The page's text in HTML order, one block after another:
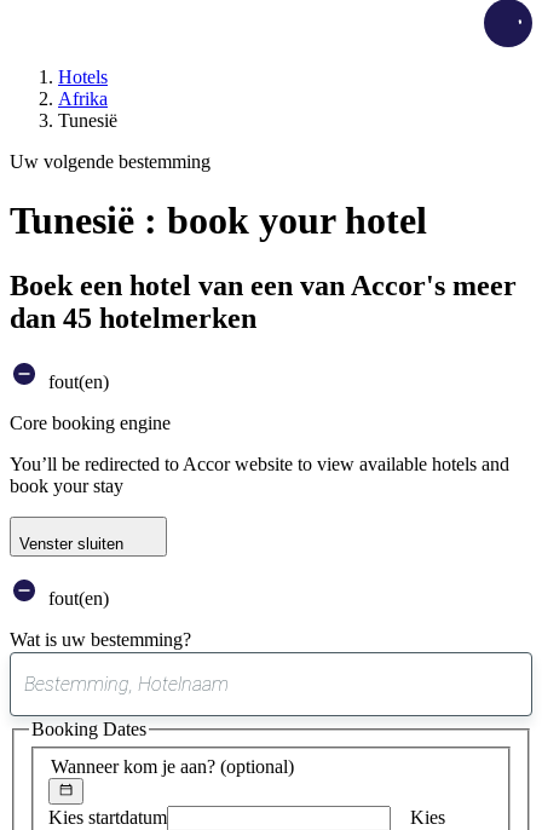
Hotels
Afrika
Tunesië
Uw volgende bestemming
Tunesië : book your hotel
Boek een hotel van een van Accor's meer
dan 45 hotelmerken
fout(en)
Core booking engine
You’ll be redirected to Accor website to view available hotels and
book your stay
Venster sluiten
fout(en)
Wat is uw bestemming?
suggestie
gevonden
Wanneer kom je aan? (optional)
Kies startdatum
Kies
Booking Dates